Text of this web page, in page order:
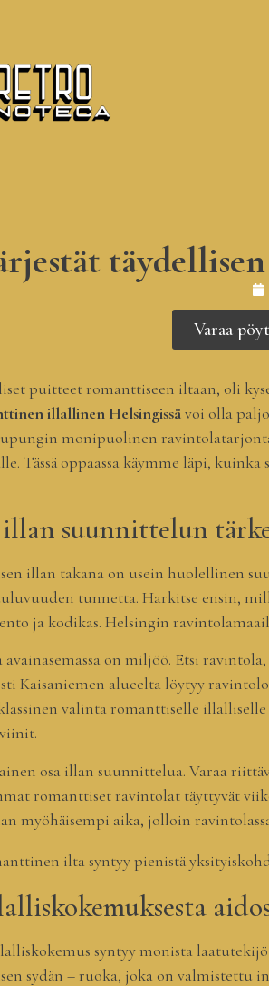
Varaa
puitteet romanttiseen iltaan, oli
illallinen Helsingissävoi olla
monipuolinen
Tässä oppaassa käymme läpi,
suunnittelun
illan takana on usein huolellinen
tunnetta. Harkitse ensin,
ja kodikas. Helsingin
on miljöö. Etsi
Kaisaniemen alueelta löytyy
valinta romanttiselle
osa illan suunnittelua. Varaa
romanttiset ravintolat täyttyvät
myöhäisempi aika, jolloin
ilta syntyy pienistä
syntyy monista
sydän – ruoka, joka on valmistettu